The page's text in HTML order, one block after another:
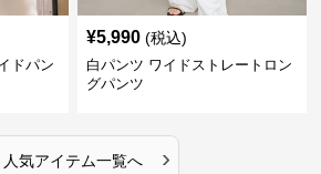
ドパン
¥5,990 (税込)
白パンツ ワイドストレートロン
グパンツ
人気アイテム一覧へ ›